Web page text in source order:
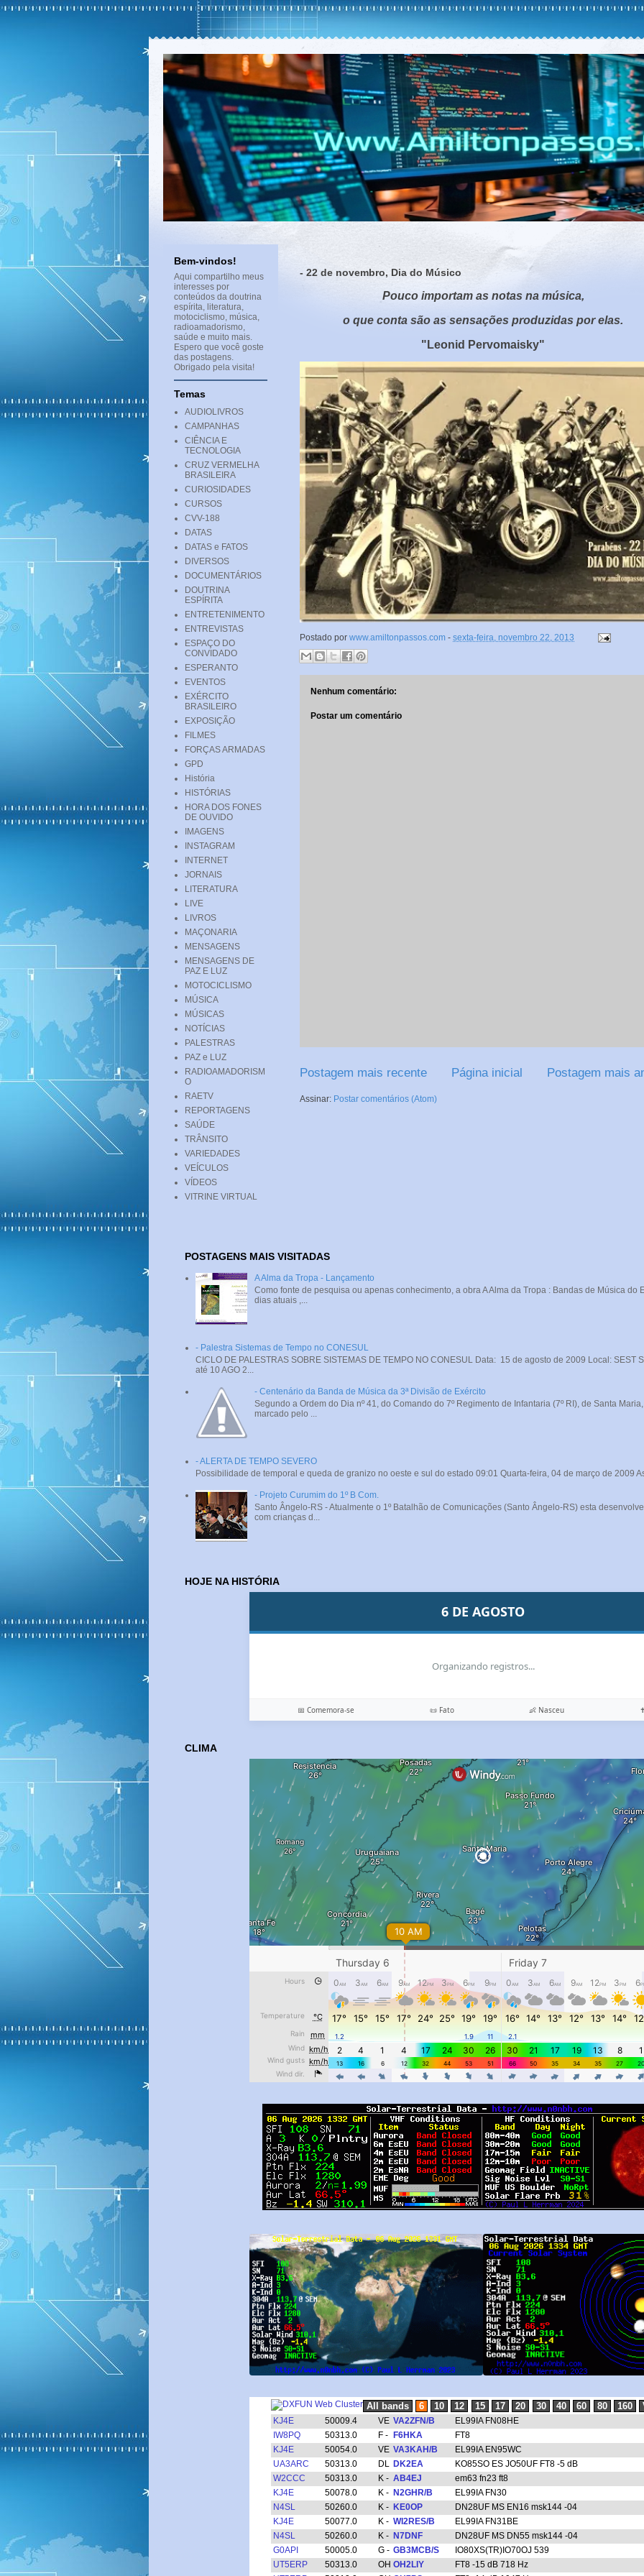
- 22 de novembro, Dia do Músico
Pouco importam as notas na música,
o que conta são as sensações produzidas por elas.
"Leonid Pervomaisky"
Postado por www.amiltonpassos.com - sexta-feira, novembro 22, 2013
Nenhum comentário:
Postar um comentário
Postagem mais recente Postagem mais
Página inicial
Assinar: Postar comentários (Atom)
Bem-vindos!
Aqui compartilho meus
interesses por
conteúdos da doutrina
espírita, literatura,
motociclismo, música,
radioamadorismo,
saúde e muito mais.
Espero que você goste
das postagens.
Obrigado pela visita!
Temas
AUDIOLIVROS
CAMPANHAS
CIÊNCIA E
TECNOLOGIA
CRUZ VERMELHA
BRASILEIRA
CURIOSIDADES
CURSOS
CVV-188
DATAS
DATAS e FATOS
DIVERSOS
DOCUMENTÁRIOS
DOUTRINA
ESPÍRITA
ENTRETENIMENTO
ENTREVISTAS
ESPAÇO DO
CONVIDADO
ESPERANTO
EVENTOS
EXÉRCITO
BRASILEIRO
EXPOSIÇÃO
FILMES
FORÇAS ARMADAS
GPD
História
HISTÓRIAS
HORA DOS FONES
DE OUVIDO
IMAGENS
INSTAGRAM
INTERNET
JORNAIS
LITERATURA
LIVE
LIVROS
MAÇONARIA
MENSAGENS
MENSAGENS DE
PAZ E LUZ
MOTOCICLISMO
MÚSICA
MÚSICAS
NOTÍCIAS
PALESTRAS
PAZ e LUZ
RADIOAMADORISM
O
RAETV
REPORTAGENS
SAÚDE
TRÂNSITO
VARIEDADES
VEÍCULOS
VÍDEOS
VITRINE VIRTUAL
POSTAGENS MAIS VISITADAS
A Alma da Tropa - Lançamento
Como fonte de pesquisa ou apenas conhecimento, a obra A Alma da Tropa : Bandas de Música do
dias atuais ,...
- Palestra Sistemas de Tempo no CONESUL
CICLO DE PALESTRAS SOBRE SISTEMAS DE TEMPO NO CONESUL Data: 15 de agosto de 2009 Local: SEST
até 10 AGO 2...
- Centenário da Banda de Música da 3ª Divisão de Exército
Segundo a Ordem do Dia nº 41, do Comando do 7º Regimento de Infantaria (7º RI), de Santa
marcado pelo ...
- ALERTA DE TEMPO SEVERO
Possibilidade de temporal e queda de granizo no oeste e sul do estado 09:01 Quarta-feira, 04 de março de 2009
- Projeto Curumim do 1º B Com.
Santo Ângelo-RS - Atualmente o 1º Batalhão de Comunicações (Santo Ângelo-RS) esta
com crianças d...
HOJE NA HISTÓRIA
6 DE AGOSTO
Organizando registros...
📅 Comemora-se 📜 Fato 👶 Nasceu
CLIMA